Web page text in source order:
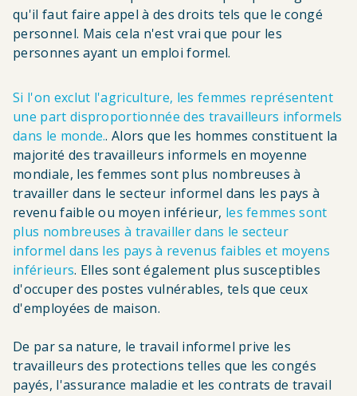
qu'il faut faire appel à des droits tels que le congé
personnel. Mais cela n'est vrai que pour les
personnes ayant un emploi formel.
Si l'on exclut l'agriculture, les femmes représentent
une part disproportionnée des travailleurs informels
dans le monde.. Alors que les hommes constituent la
majorité des travailleurs informels en moyenne
mondiale, les femmes sont plus nombreuses à
travailler dans le secteur informel dans les pays à
revenu faible ou moyen inférieur, les femmes sont
plus nombreuses à travailler dans le secteur
informel dans les pays à revenus faibles et moyens
inférieurs. Elles sont également plus susceptibles
d'occuper des postes vulnérables, tels que ceux
d'employées de maison.
De par sa nature, le travail informel prive les
travailleurs des protections telles que les congés
payés, l'assurance maladie et les contrats de travail